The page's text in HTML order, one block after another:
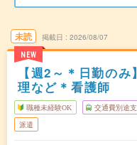
未読
NEW
掲載日 2026/08/07
【週2～＊日勤の
理など＊看護師
職種未経験OK 交通費別途
派遣